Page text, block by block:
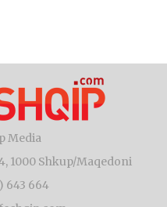
Media
1000 Shkup/Maqedoni
643 664